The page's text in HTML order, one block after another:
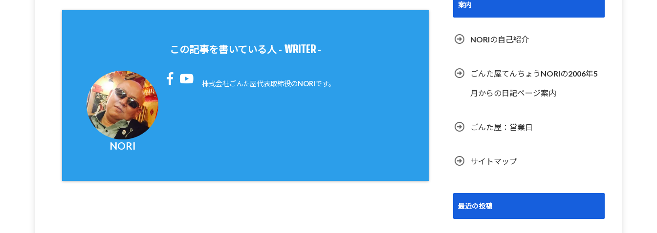
この記事を書いている人 - WRITER-
NORI
株式会社ごんた屋代表取締役のNORIです。
案内
NORIの自己紹介
ごんた屋てんちょうNORIの2006年5
月からの日記ページ案内
ごんた屋：営業日
サイトマップ
最近の投稿